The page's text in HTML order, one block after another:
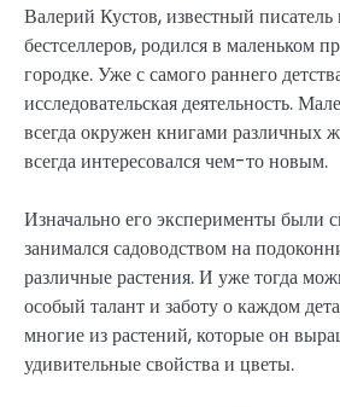
Валерий Кустов, известный
бестселлеров, родился в маленьком
городке. Уже с самого раннего
исследовательская деятельность.
всегда окружен книгами различных
всегда интересовался чем-то новым.
Изначально его эксперименты были
занимался садоводством на
различные растения. И уже тогда
особый талант и заботу о каждом
многие из растений, которые он
удивительные свойства и цветы.